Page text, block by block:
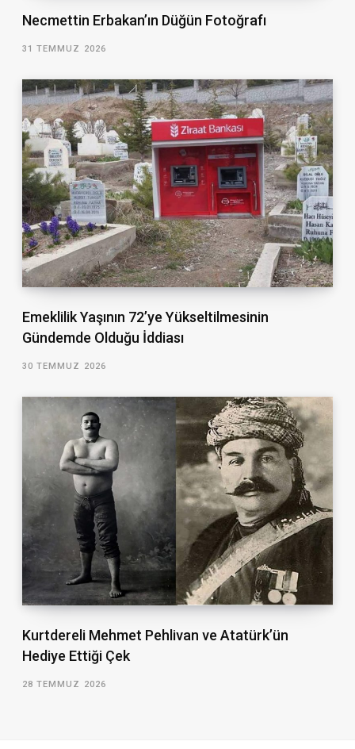
Necmettin Erbakan’ın Düğün Fotoğrafı
31 TEMMUZ 2026
Emeklilik Yaşının 72’ye Yükseltilmesinin
Gündemde Olduğu İddiası
30 TEMMUZ 2026
Kurtdereli Mehmet Pehlivan ve Atatürk’ün
Hediye Ettiği Çek
28 TEMMUZ 2026